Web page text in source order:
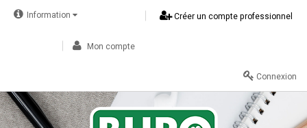
Information Créer un compte professionnel
Mon compte
Connexion